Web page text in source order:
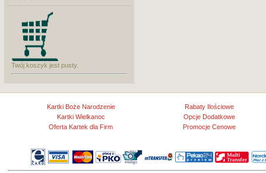
Twój koszyk jest pusty.
Kartki Boże Narodzenie
Rabaty Ilościowe
Kartki Wielkanoc
Opcje Dodatkowe
Oferta Kartek dla Firm
Promocje Cenowe